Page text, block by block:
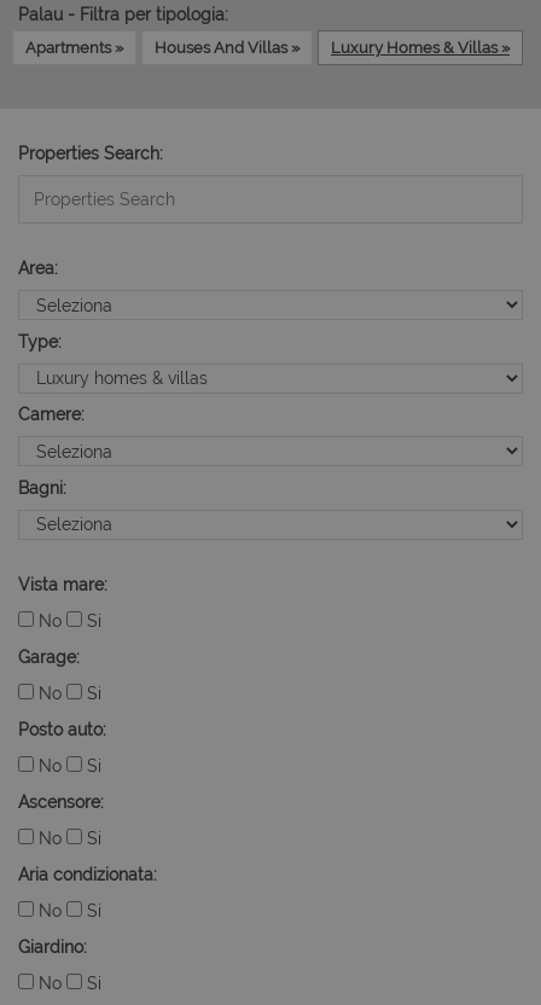
Palau - Filtra per tipologia:
Apartments » Houses And Villas » Luxury Homes & Villas »
Properties Search:
Area:
Type:
Camere:
Bagni:
Vista mare:
No
Si
Garage:
No
Si
Posto auto:
No
Si
Ascensore:
No
Si
Aria condizionata:
No
Si
Giardino:
No
Si